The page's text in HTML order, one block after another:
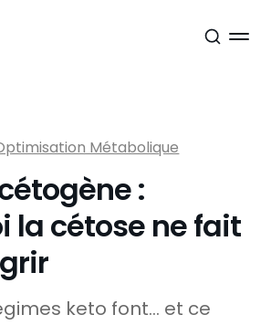
Métabolique
:
la cétose ne fait
keto font... et ce